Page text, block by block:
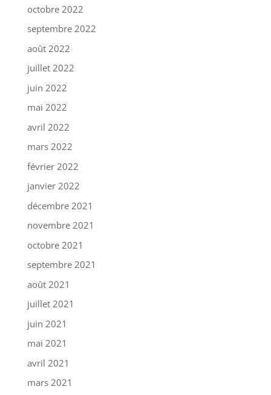
octobre 2022
septembre 2022
août 2022
juillet 2022
juin 2022
mai 2022
avril 2022
mars 2022
février 2022
janvier 2022
décembre 2021
novembre 2021
octobre 2021
septembre 2021
août 2021
juillet 2021
juin 2021
mai 2021
avril 2021
mars 2021